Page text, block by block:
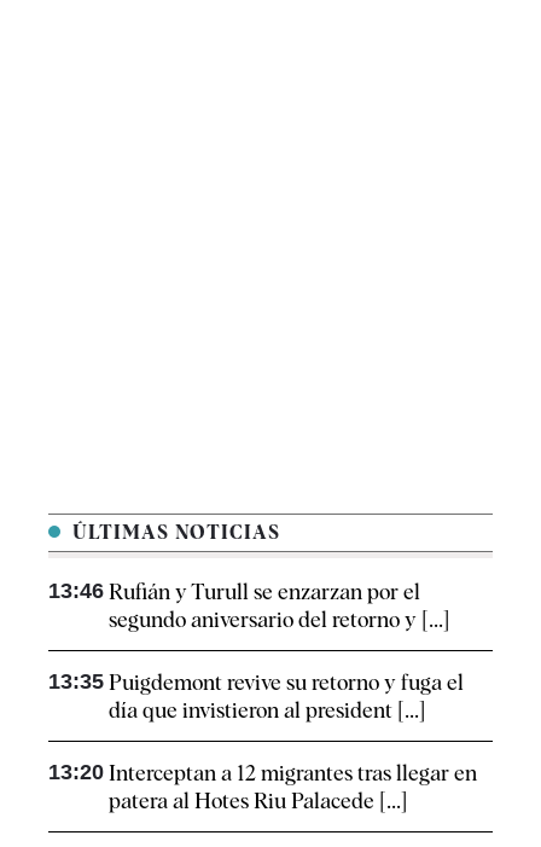
ÚLTIMAS NOTICIAS
13:46 Rufián y Turull se enzarzan por el
segundo aniversario del retorno y [...]
13:35 Puigdemont revive su retorno y fuga el
día que invistieron al president [...]
13:20 Interceptan a 12 migrantes tras llegar en
patera al Hotes Riu Palacede [...]